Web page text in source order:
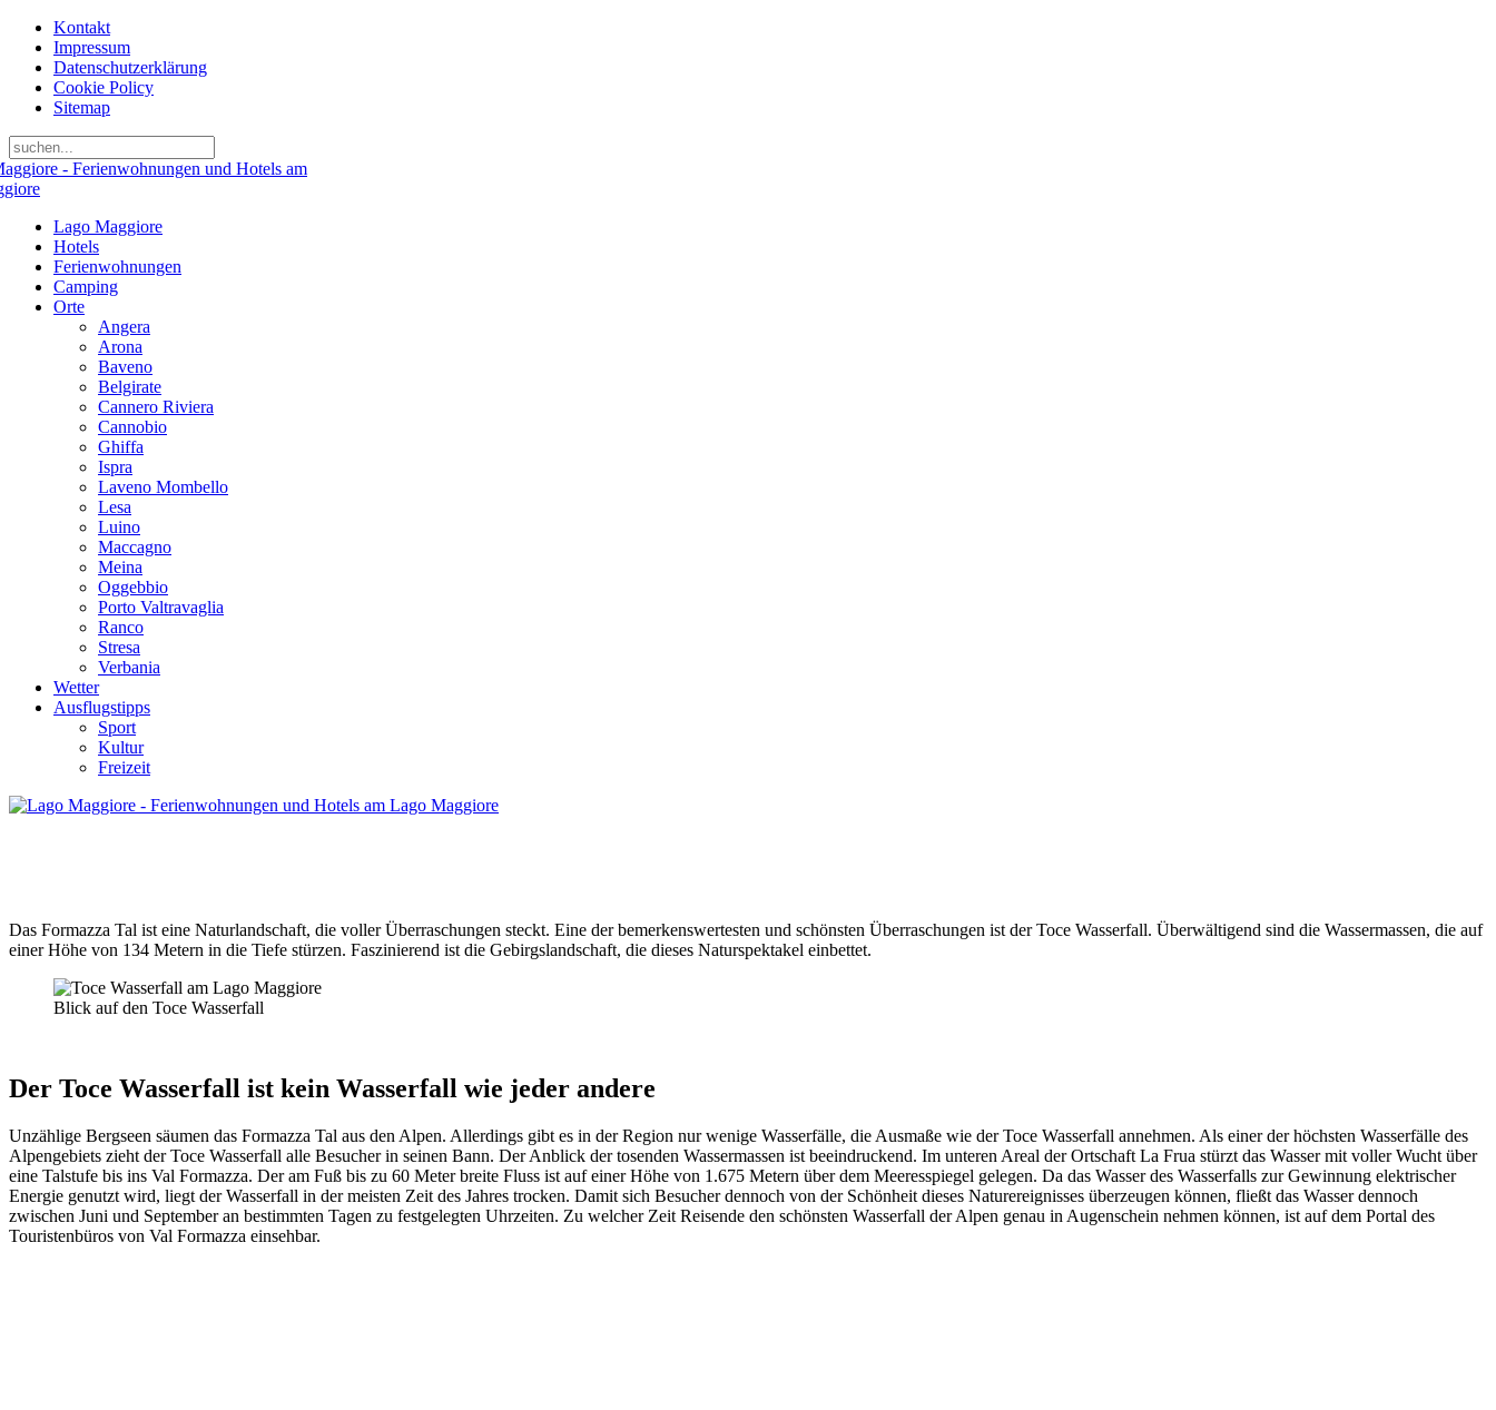
Kontakt
Impressum
Datenschutzerklärung
Cookie Policy
Sitemap
Lago Maggiore
Hotels
Ferienwohnungen
Camping
Orte
Angera
Arona
Baveno
Belgirate
Cannero Riviera
Cannobio
Ghiffa
Ispra
Laveno Mombello
Lesa
Luino
Maccagno
Meina
Oggebbio
Porto Valtravaglia
Ranco
Stresa
Verbania
Wetter
Ausflugstipps
Sport
Kultur
Freizeit
Das Formazza Tal ist eine Naturlandschaft, die voller Überraschungen steckt. Eine der bemerkenswertesten und schönsten Überraschungen ist der Toce Wasserfall. Überwältigend sind die Wassermassen, die auf
einer Höhe von 134 Metern in die Tiefe stürzen. Faszinierend ist die Gebirgslandschaft, die dieses Naturspektakel einbettet.
Blick auf den Toce Wasserfall
Der Toce Wasserfall ist kein Wasserfall wie jeder andere
Unzählige Bergseen säumen das Formazza Tal aus den Alpen. Allerdings gibt es in der Region nur wenige Wasserfälle, die Ausmaße wie der Toce Wasserfall annehmen. Als einer der höchsten Wasserfälle des
Alpengebiets zieht der Toce Wasserfall alle Besucher in seinen Bann. Der Anblick der tosenden Wassermassen ist beeindruckend. Im unteren Areal der Ortschaft La Frua stürzt das Wasser mit voller Wucht über
eine Talstufe bis ins Val Formazza. Der am Fuß bis zu 60 Meter breite Fluss ist auf einer Höhe von 1.675 Metern über dem Meeresspiegel gelegen. Da das Wasser des Wasserfalls zur Gewinnung elektrischer
Energie genutzt wird, liegt der Wasserfall in der meisten Zeit des Jahres trocken. Damit sich Besucher dennoch von der Schönheit dieses Naturereignisses überzeugen können, fließt das Wasser dennoch
zwischen Juni und September an bestimmten Tagen zu festgelegten Uhrzeiten. Zu welcher Zeit Reisende den schönsten Wasserfall der Alpen genau in Augenschein nehmen können, ist auf dem Portal des
Touristenbüros von Val Formazza einsehbar.